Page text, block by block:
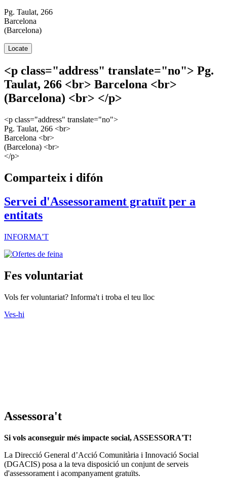
Pg. Taulat, 266
Barcelona
(Barcelona)
Geolocalització
Locate
<p class="address" translate="no"> Pg.
Taulat, 266 <br> Barcelona <br>
(Barcelona) <br> </p>
<p class="address" translate="no">
Pg. Taulat, 266 <br>
Barcelona <br>
(Barcelona) <br>
</p>
Comparteix i difón
Servei d'Assessorament gratuït per a
entitats
INFORMA'T
Fes voluntariat
Vols fer voluntariat? Informa't i troba el teu lloc
Ves-hi
Assessora't
Si vols aconseguir més impacte social, ASSESSORA'T!
La Direcció General d’Acció Comunitària i Innovació Social
(DGACIS) posa a la teva disposició un conjunt de serveis
d'assessorament i acompanyament gratuïts.